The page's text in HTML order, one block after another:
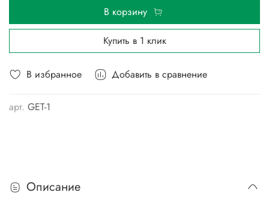
В избранное Добавить в сравнение
арт. GET-1
В корзину
Купить в 1 клик
Описание